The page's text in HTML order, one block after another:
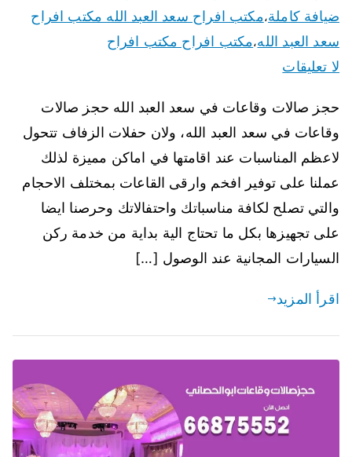
ضيافة كاملة،مكتب افراح سعد العبد الله مكتب افراح
سعد العبد الله،مكتب افراح مكتب افراح
لا تعليقات
حجز صالات وقاعات في سعد العبد الله حجز صالات
وقاعات في سعد العبد الله، ولان حفلات الزفاف تتحول
لاعظم المناسبات عند اقامتها في اماكن مميزة لذلك
عملنا على توفير افخم وارقى القاعات بمختلف الاحجام
والتي تصلح لكافة مناسباتك واحتفالاتك وحرصنا ايضا
على تجهيزها بكل ما تحتاج الية بداية من خدمة ركن
السيارات المجانية عند الوصول […]
اقرأ المزيد